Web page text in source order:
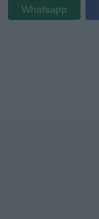
Whatsapp